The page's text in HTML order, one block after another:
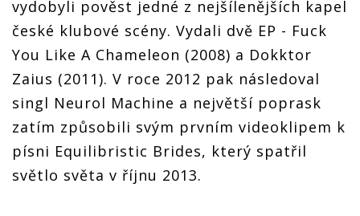
vydobyli pověst jedné z nejšílenějších kapel
české klubové scény. Vydali dvě EP - Fuck
You Like A Chameleon (2008) a Dokktor
Zaius (2011). V roce 2012 pak následoval
singl Neurol Machine a největší poprask
zatím způsobili svým prvním videoklipem k
písni Equilibristic Brides, který spatřil
světlo světa v říjnu 2013.